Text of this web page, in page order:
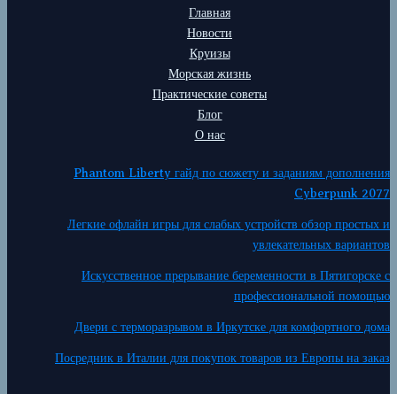
Главная
Новости
Круизы
Морская жизнь
Практические советы
Блог
О нас
Phantom Liberty гайд по сюжету и заданиям дополнения
Cyberpunk 2077
Легкие офлайн игры для слабых устройств обзор простых и
увлекательных вариантов
Искусственное прерывание беременности в Пятигорске с
профессиональной помощью
Двери с терморазрывом в Иркутске для комфортного дома
Посредник в Италии для покупок товаров из Европы на заказ